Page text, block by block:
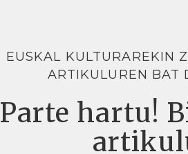
EUSKAL KULTURAREKIN
ARTIKULUREN BAT
Parte hartu!